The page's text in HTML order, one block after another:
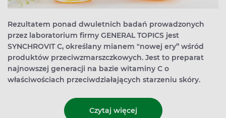
Rezultatem ponad dwuletnich badań prowadzonych
przez laboratorium firmy GENERAL TOPICS jest
SYNCHROVIT C, określany mianem "nowej ery” wśród
produktów przeciwzmarszczkowych. Jest to preparat
najnowszej generacji na bazie witaminy C o
właściwościach przeciwdziałających starzeniu skóry.
Czytaj więcej